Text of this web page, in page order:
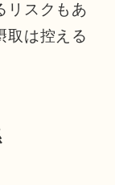
リスクもあ
取は控える